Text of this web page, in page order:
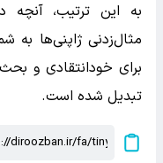
به این ترتیب، آنچه
مثال‌زدنی ژاپنی‌ها به
برای خودانتقادی و بحث
تبدیل شده است.